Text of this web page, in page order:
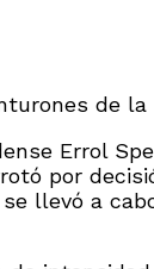
de la
Errol
por
llevó a